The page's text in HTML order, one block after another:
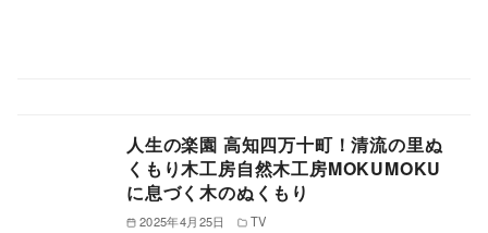
人生の楽園 高知四万十町！清流の里ぬ
くもり木工房自然木工房MOKUMOKU
に息づく木のぬくもり
2025年4月25日
TV